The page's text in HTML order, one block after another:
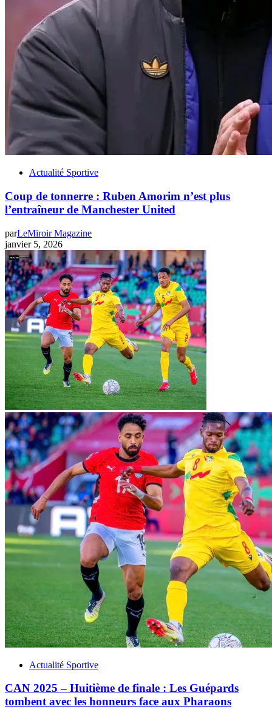
Actualité Sportive
Coup de tonnerre : Ruben Amorim n’est plus
l’entraîneur de Manchester United
parLeMiroir Magazine
janvier 5, 2026
Actualité Sportive
CAN 2025 – Huitième de finale : Les Guépards
tombent avec les honneurs face aux Pharaons